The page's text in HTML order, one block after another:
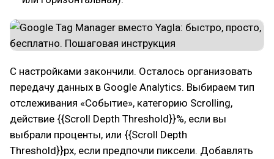
С настройками закончили. Осталось организовать
передачу данных в Google Analytics. Выбираем тип
отслеживания «Событие», категорию Scrolling,
действие {{Scroll Depth Threshold}}%, если вы
выбрали проценты, или {{Scroll Depth
Threshold}}px, если предпочли пиксели. Добавлять